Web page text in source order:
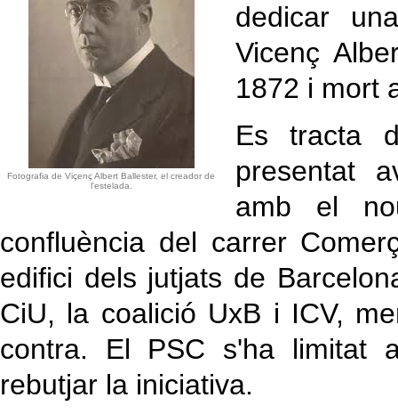
Fotografia de Viçenç Albert Ballester, el creador de
l'estelada.
dedicar
Vicenç
1872 i mort
Es tracta
presentat
amb el
confluència del carrer
edifici dels jutjats de
CiU, la coalició UxB i ICV,
contra. El PSC s'ha limitat
rebutjar la iniciativa.